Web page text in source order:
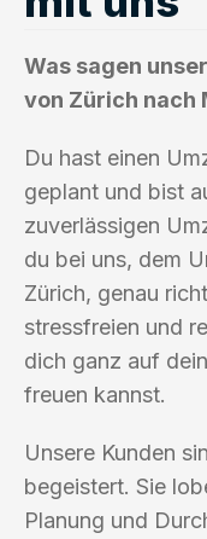
Was sagen
von Zürich nach
Du hast einen
geplant und bist
zuverlässigen
du bei uns, dem
Zürich, genau
stressfreien und
dich ganz auf
freuen kannst.
Unsere Kunden
begeistert. Sie
Planung und